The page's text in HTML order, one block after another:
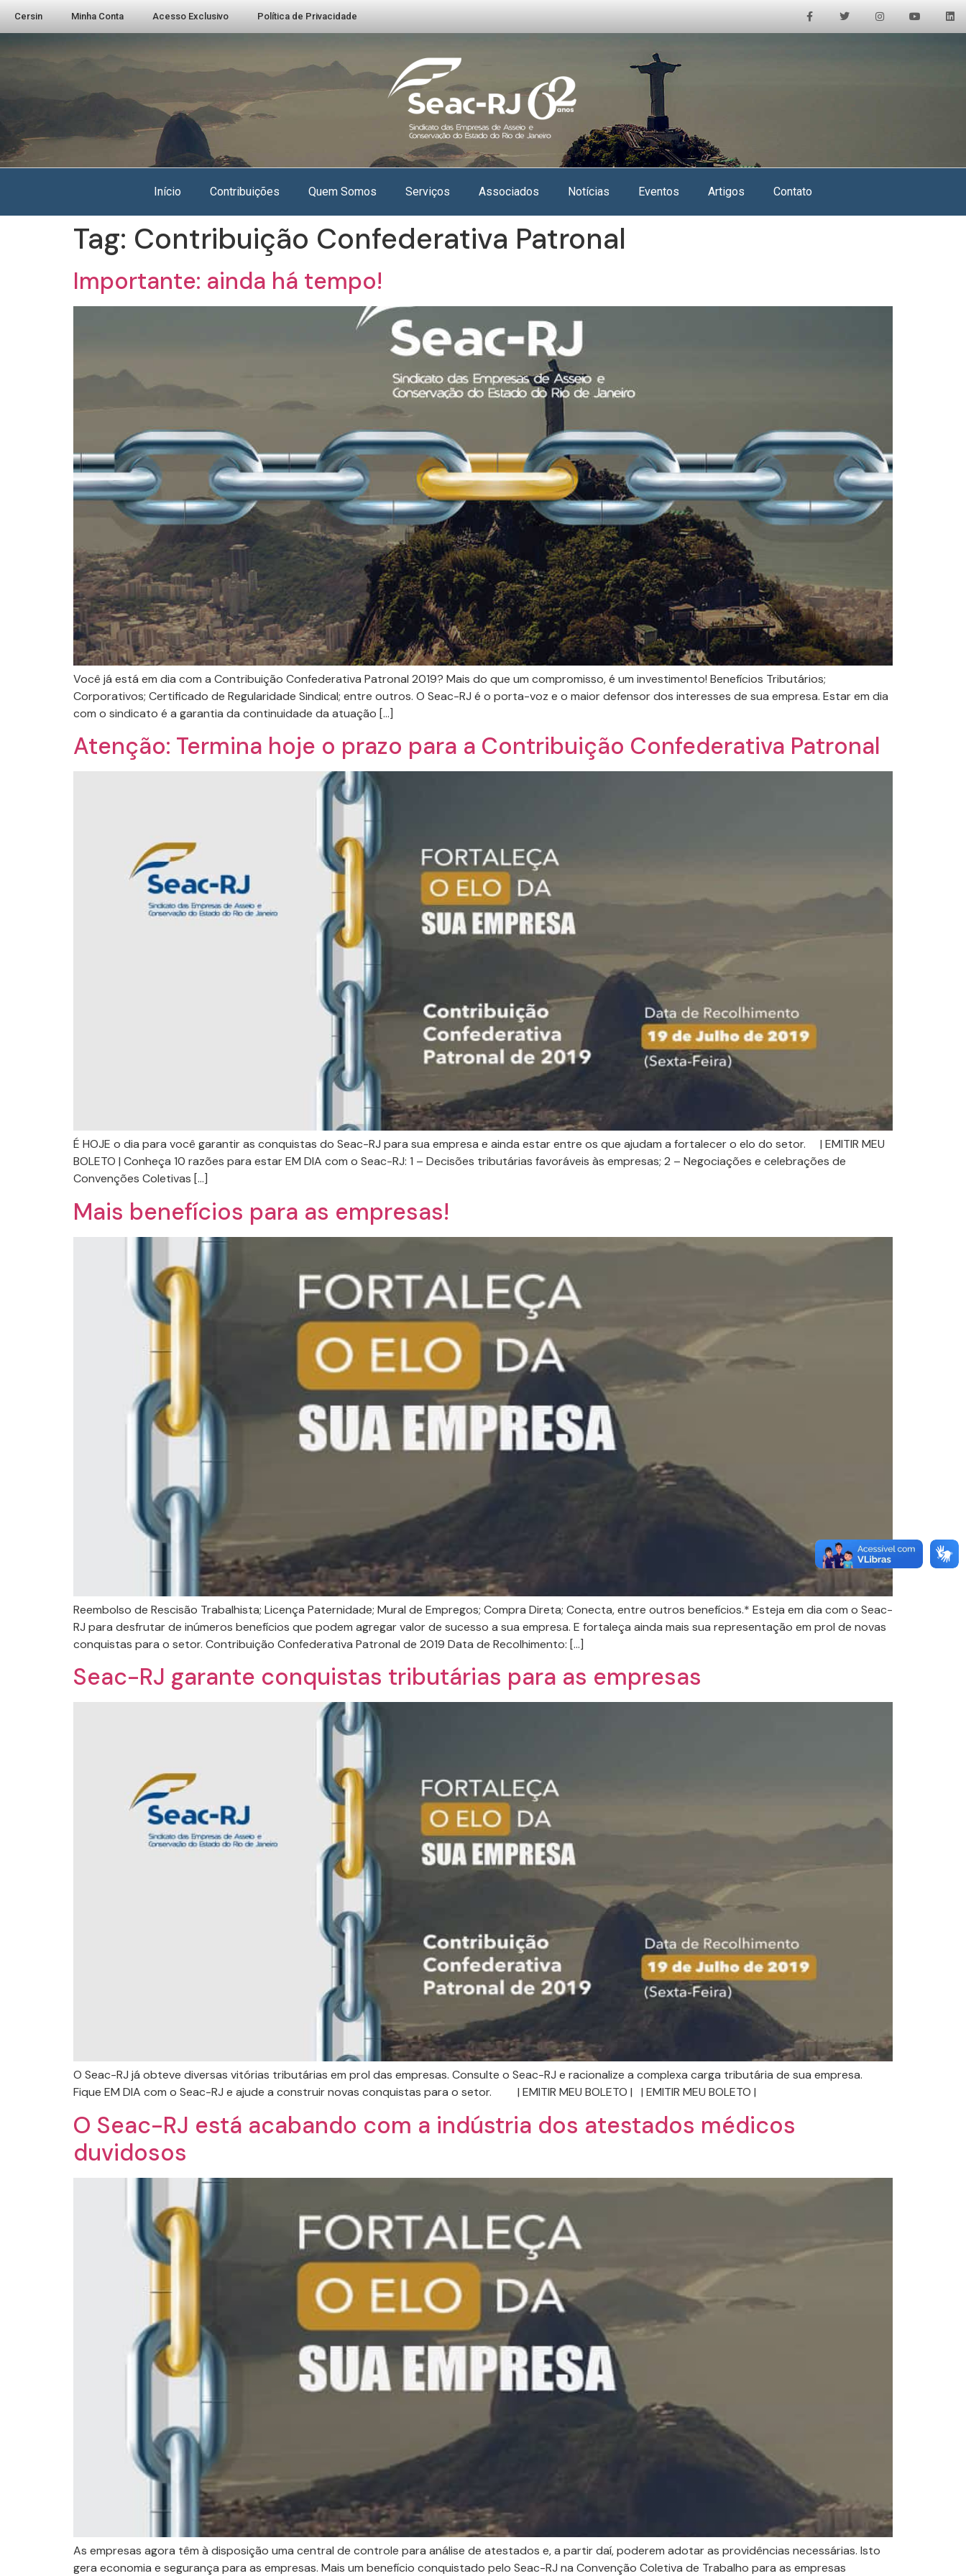
Cersin Minha Conta Acesso Exclusivo Política de Privacidade
Início Contribuições Quem Somos Serviços Associados Notícias Eventos Artigos Contato
Tag: Contribuição Confederativa Patronal
Importante: ainda há tempo!
Você já está em dia com a Contribuição Confederativa Patronal 2019? Mais do que um compromisso, é um investimento! Benefícios Tributários;
Corporativos; Certificado de Regularidade Sindical; entre outros. O Seac-RJ é o porta-voz e o maior defensor dos interesses de sua empresa. Estar em dia
com o sindicato é a garantia da continuidade da atuação […]
Atenção: Termina hoje o prazo para a Contribuição Confederativa Patronal
É HOJE o dia para você garantir as conquistas do Seac-RJ para sua empresa e ainda estar entre os que ajudam a fortalecer o elo do setor. | EMITIR MEU
BOLETO | Conheça 10 razões para estar EM DIA com o Seac-RJ: 1 – Decisões tributárias favoráveis às empresas; 2 – Negociações e celebrações de
Convenções Coletivas […]
Mais benefícios para as empresas!
Reembolso de Rescisão Trabalhista; Licença Paternidade; Mural de Empregos; Compra Direta; Conecta, entre outros benefícios.* Esteja em dia com o Seac-
RJ para desfrutar de inúmeros benefícios que podem agregar valor de sucesso a sua empresa. E fortaleça ainda mais sua representação em prol de novas
conquistas para o setor. Contribuição Confederativa Patronal de 2019 Data de Recolhimento: […]
Seac-RJ garante conquistas tributárias para as empresas
O Seac-RJ já obteve diversas vitórias tributárias em prol das empresas. Consulte o Seac-RJ e racionalize a complexa carga tributária de sua empresa.
Fique EM DIA com o Seac-RJ e ajude a construir novas conquistas para o setor. | EMITIR MEU BOLETO | | EMITIR MEU BOLETO |
O Seac-RJ está acabando com a indústria dos atestados médicos
duvidosos
As empresas agora têm à disposição uma central de controle para análise de atestados e, a partir daí, poderem adotar as providências necessárias. Isto
gera economia e segurança para as empresas. Mais um benefício conquistado pelo Seac-RJ na Convenção Coletiva de Trabalho para as empresas